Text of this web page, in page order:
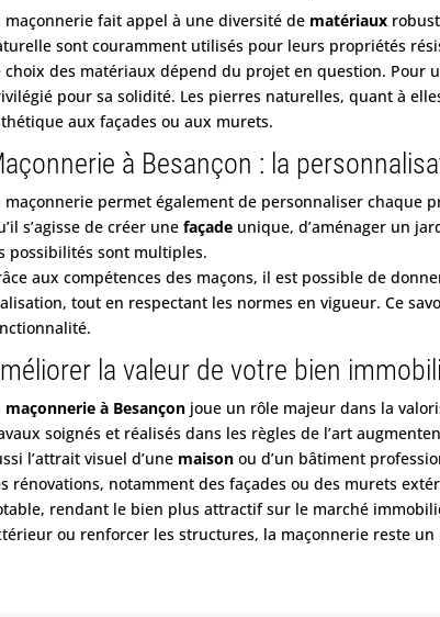
maçonnerie fait appel à une diversité de matériaux
sont couramment utilisés pour leurs propriétés
choix des matériaux dépend du projet en question. Pour
pour sa solidité. Les pierres naturelles, quant à
aux façades ou aux murets.
à Besançon : la
maçonnerie permet également de personnaliser chaque
s’agisse de créer unefaçade unique, d’aménager un
possibilités sont multiples.
aux compétences des maçons, il est possible de
tout en respectant les normes en vigueur. Ce
la valeur de votre bien
maçonnerie à Besançon joue un rôle majeur dans la
soignés et réalisés dans les règles de l’art
l’attrait visuel d’une maison ou d’un bâtiment
rénovations, notamment des façades ou des murets
rendant le bien plus attractif sur le marché
ou renforcer les structures, la maçonnerie reste